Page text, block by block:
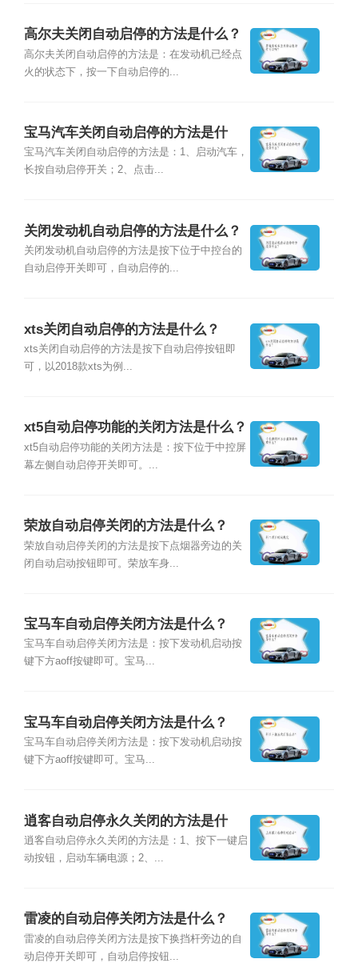
高尔夫关闭自动启停的方法是什么？
高尔夫关闭自动启停的方法是：在发动机已经点
火的状态下，按一下自动启停的...
宝马汽车关闭自动启停的方法是什
么？
宝马汽车关闭自动启停的方法是：1、启动汽车，
长按自动启停开关；2、点击...
关闭发动机自动启停的方法是什么？
关闭发动机自动启停的方法是按下位于中控台的
自动启停开关即可，自动启停的...
xts关闭自动启停的方法是什么？
xts关闭自动启停的方法是按下自动启停按钮即
可，以2018款xts为例...
xt5自动启停功能的关闭方法是什么？
xt5自动启停功能的关闭方法是：按下位于中控屏
幕左侧自动启停开关即可。...
荣放自动启停关闭的方法是什么？
荣放自动启停关闭的方法是按下点烟器旁边的关
闭自动启动按钮即可。荣放车身...
宝马车自动启停关闭方法是什么？
宝马车自动启停关闭方法是：按下发动机启动按
键下方aoff按键即可。宝马...
宝马车自动启停关闭方法是什么？
宝马车自动启停关闭方法是：按下发动机启动按
键下方aoff按键即可。宝马...
逍客自动启停永久关闭的方法是什
么？
逍客自动启停永久关闭的方法是：1、按下一键启
动按钮，启动车辆电源；2、...
雷凌的自动启停关闭方法是什么？
雷凌的自动启停关闭方法是按下换挡杆旁边的自
动启停开关即可，自动启停按钮...